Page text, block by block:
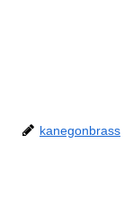
kanegonbrass